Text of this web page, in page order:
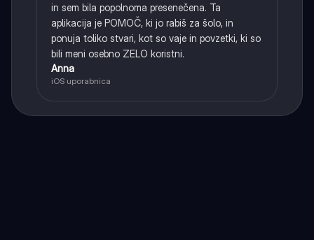
in sem bila popolnoma presenečena. Ta
aplikacija je POMOČ, ki jo rabiš za šolo, in
ponuja toliko stvari, kot so vaje in povzetki, ki so
bili meni osebno ZELO koristni.
Anna
iOS uporabnica